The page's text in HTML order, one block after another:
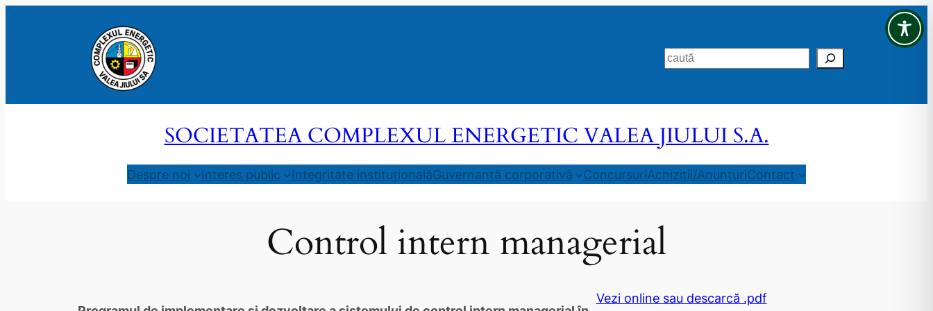
Search
SOCIETATEA COMPLEXUL ENERGETIC VALEA JIULUI S.A.
Despre noi Interes public Integritate instituționalăGuvernanță corporativă ConcursuriAchiziții/AnunțuriContact
Control intern managerial
Vezi online sau descarcă .pdf